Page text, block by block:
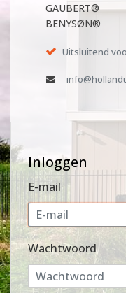
GAUBERT®
BENYSØN®
Uitsluitend
Inloggen
E-mail
Wachtwoord